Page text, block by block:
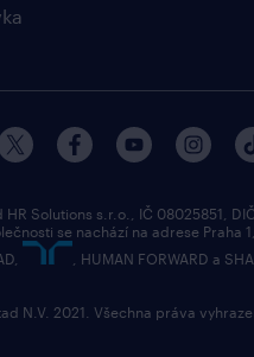
HR Solutions s.r.o., IČ 08025851,
se nachází na adrese Praha
, HUMAN FORWARD a
N.V. 2021. Všechna práva